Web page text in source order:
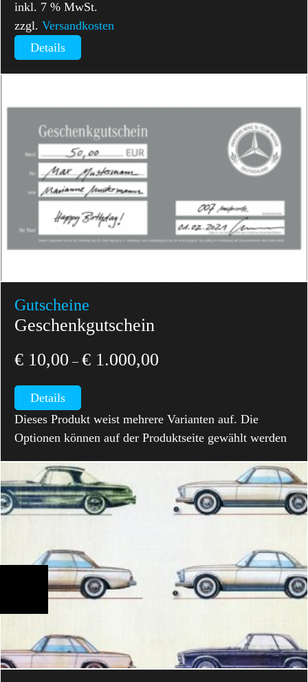
inkl. 7 % MwSt.
zzgl.Versandkosten
Details
Gutscheine
Geschenkgutschein
€ 10,00 –€ 1.000,00
Details
Dieses Produkt weist mehrere Varianten auf. Die
Optionen können auf der Produktseite gewählt werden